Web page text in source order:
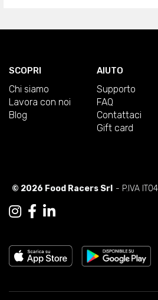
SCOPRI
Chi siamo
Lavora con noi
Blog
AIUTO
Supporto
FAQ
Contattaci
Gift card
© 2026 Food Racers Srl - P.IVA